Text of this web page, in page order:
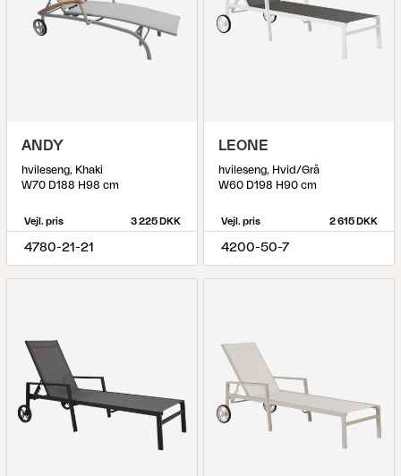
ANDY
hvileseng, Khaki
W70 D188 H98 cm
Vejl. pris 3 225 DKK
4780-21-21
LEONE
hvileseng, Hvid/Grå
W60 D198 H90 cm
Vejl. pris 2 615 DKK
4200-50-7